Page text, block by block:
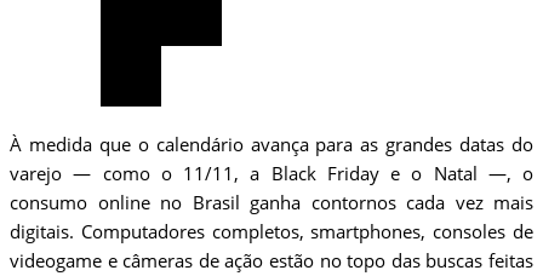
À medida que o calendário avança para as grandes datas do
varejo — como o 11/11, a Black Friday e o Natal —, o
consumo online no Brasil ganha contornos cada vez mais
digitais. Computadores completos, smartphones, consoles de
videogame e câmeras de ação estão no topo das buscas feitas